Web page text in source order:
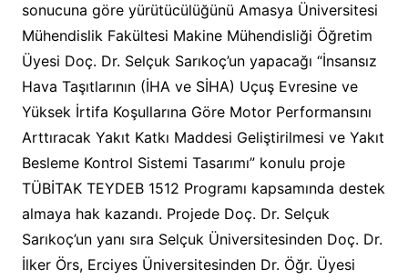
sonucuna göre yürütücülüğünü Amasya Üniversitesi
Mühendislik Fakültesi Makine Mühendisliği Öğretim
Üyesi Doç. Dr. Selçuk Sarıkoç’un yapacağı “İnsansız
Hava Taşıtlarının (İHA ve SİHA) Uçuş Evresine ve
Yüksek İrtifa Koşullarına Göre Motor Performansını
Arttıracak Yakıt Katkı Maddesi Geliştirilmesi ve Yakıt
Besleme Kontrol Sistemi Tasarımı” konulu proje
TÜBİTAK TEYDEB 1512 Programı kapsamında destek
almaya hak kazandı. Projede Doç. Dr. Selçuk
Sarıkoç’un yanı sıra Selçuk Üniversitesinden Doç. Dr.
İlker Örs, Erciyes Üniversitesinden Dr. Öğr. Üyesi